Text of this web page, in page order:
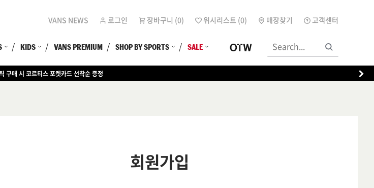
VANS NEWS 로그인 장바구니 (0) 위시리스트 (0) 매장찾기 고객센터
KIDS VANS PREMIUM SHOP BY SPORTS SALE
구매 시 코르티스 포켓카드 선착순 증정
회원가입